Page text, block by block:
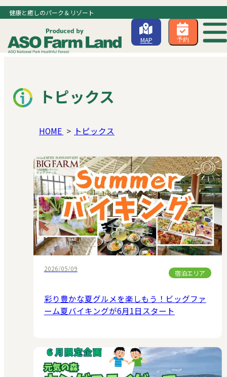
健康と癒しのパーク＆リゾート
MAP 予約
トピックス
HOME トピックス
2026/05/09
宿泊エリア
彩り豊かな夏グルメを楽しもう！ビッグファ
ーム夏バイキングが6月1日スタート